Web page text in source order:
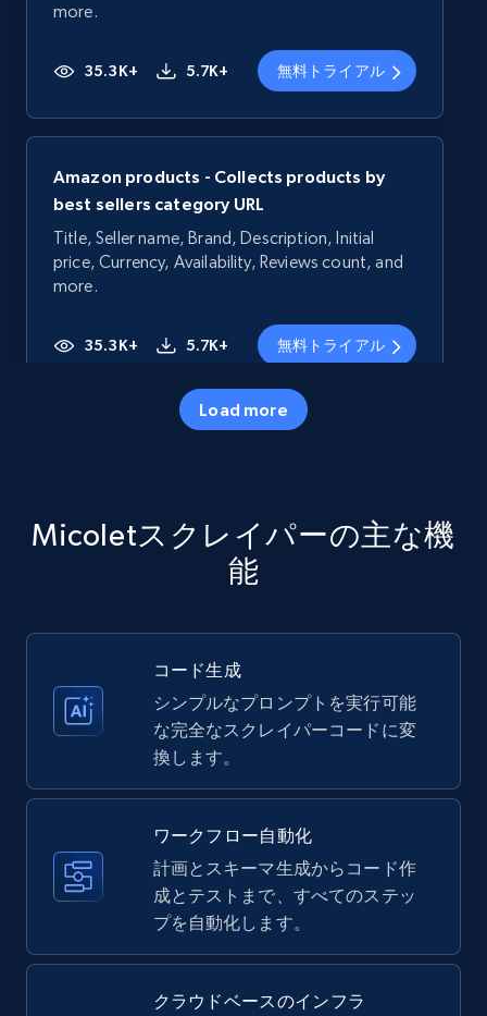
more.
35.3K+ 5.7K+ 無料トライアル
Amazon products - Collects products by
best sellers category URL
Title, Seller name, Brand, Description, Initial
price, Currency, Availability, Reviews count, and
more.
35.3K+ 5.7K+ 無料トライアル
price, Currency, Availability, Reviews count, and
Amazon products - Collects products by
specific keywords
Title, Seller name, Brand, Description, Initial
35.3K+ 5.7K+ 無料トライアル
Amazon products - find products by using
Load more
Micoletスクレイパーの主な機
能
コード生成
シンプルなプロンプトを実行可能
な完全なスクレイパーコードに変
換します。
ワークフロー自動化
計画とスキーマ生成からコード作
成とテストまで、すべてのステッ
プを自動化します。
クラウドベースのインフラ